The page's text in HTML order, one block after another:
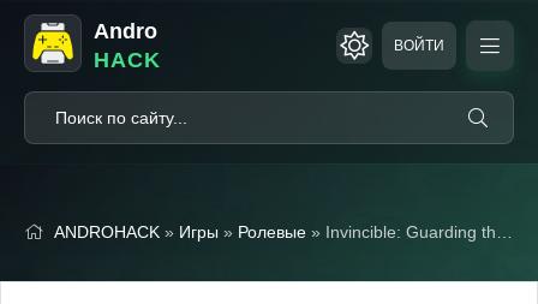
Andro
HACK
ВОЙТИ
ANDROHACK » Игры » Ролевые » Invincible: Guarding the Globe (Мод Меню)